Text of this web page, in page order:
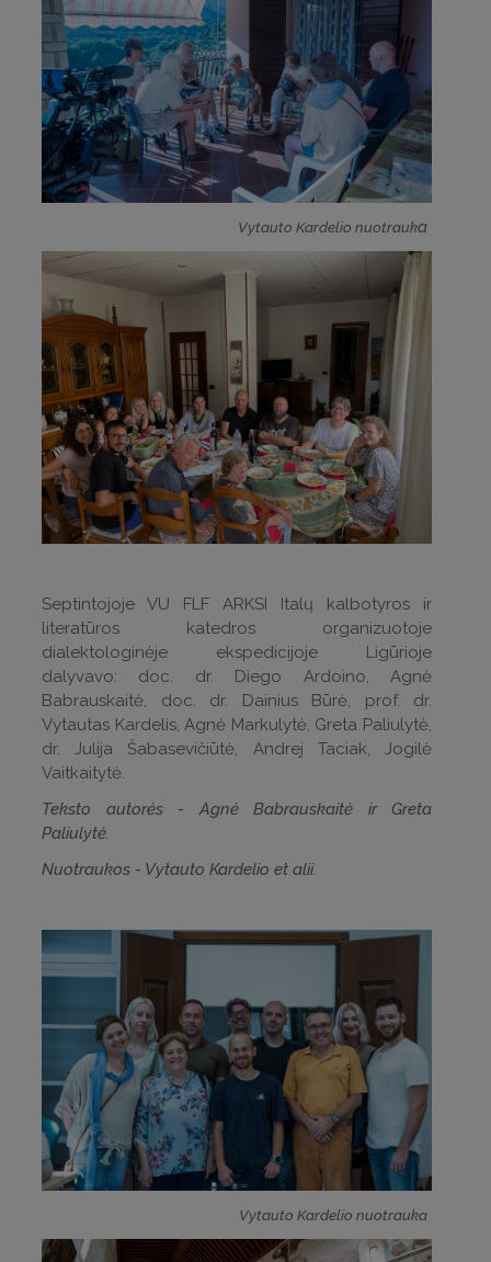
Vytauto Kardelio nuotrauka
Septintojoje VU FLF ARKSI Italų kalbotyros ir
literatūros katedros organizuotoje
dialektologinėje ekspedicijoje Ligūrioje
dalyvavo: doc. dr. Diego Ardoino, Agnė
Babrauskaitė, doc. dr. Dainius Būrė, prof. dr.
Vytautas Kardelis, Agnė Markulytė, Greta Paliulytė,
dr. Julija Šabasevičiūtė, Andrej Taciak, Jogilė
Vaitkaitytė.
Teksto autorės - Agnė Babrauskaitė ir Greta
Paliulytė.
Nuotraukos - Vytauto Kardelio et alii.
Vytauto Kardelio nuotrauka